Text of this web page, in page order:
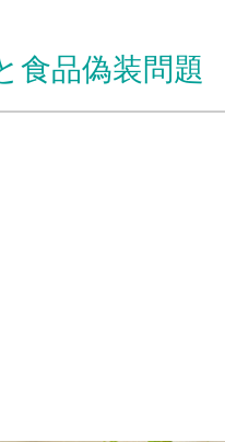
食品偽装問題